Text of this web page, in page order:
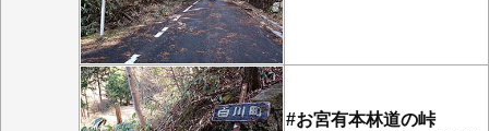
#お宮有本林道の峠